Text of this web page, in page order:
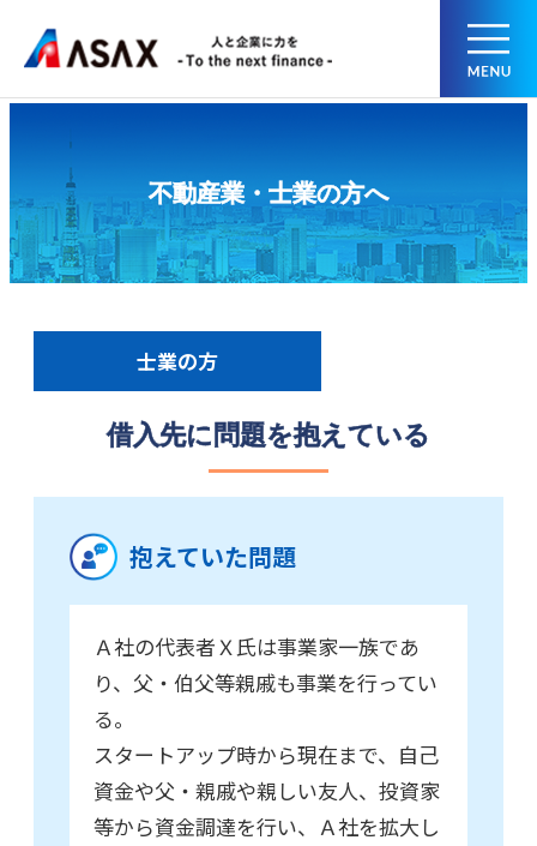
不動産業・士業の方へ
士業の方
借入先に問題を抱えている
抱えていた問題
Ａ社の代表者Ｘ氏は事業家一族であ
り、父・伯父等親戚も事業を行ってい
る。
スタートアップ時から現在まで、自己
資金や父・親戚や親しい友人、投資家
等から資金調達を行い、Ａ社を拡大し